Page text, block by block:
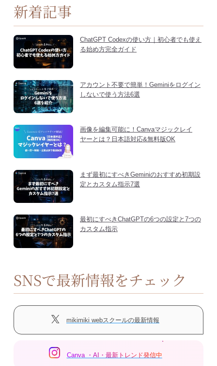
新着記事
ChatGPT Codexの使い方｜初心者でも使え
る始め方完全ガイド
アカウント不要で簡単！Geminiをログイン
しないで使う方法6選
画像を編集可能に！Canvaマジックレイ
ヤーとは？日本語対応&無料版OK
まず最初にすべきGeminiのおすすめ初期設
定とカスタム指示7選
最初にすべきChatGPTの6つの設定と7つの
カスタム指示
SNSで最新情報をチェック
mikimiki webスクールの最新情報
Canva ・AI・最新トレンド発信中